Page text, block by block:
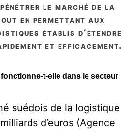
le marché de la
en permettant aux
établis d’étendre
et efficacement.
t-elle dans le secteur
suédois de la logistique
d’euros (Agence